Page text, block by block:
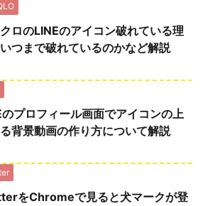
ロのLINEのアイコン破れている理
つまで破れているのかなど解説
のプロフィール画面でアイコンの上
背景動画の作り方について解説
をChromeで見ると犬マークが登